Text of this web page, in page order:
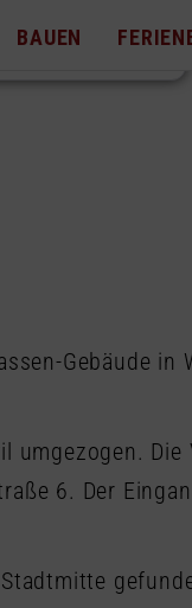
BAUEN
Gebäude
umgezogen.
6. Der